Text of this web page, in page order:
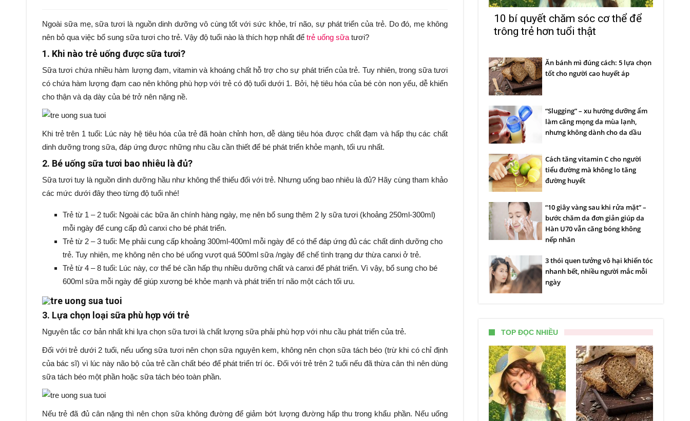
Ngoài sữa mẹ, sữa tươi là nguồn dinh dưỡng vô cùng tốt với sức khỏe, trí não, sự phát triển của trẻ. Do đó, mẹ không
nên bỏ qua việc bổ sung sữa tươi cho trẻ. Vậy độ tuổi nào là thích hợp nhất để trẻ uống sữa tươi?
1. Khi nào trẻ uống được sữa tươi?
Sữa tươi chứa nhiều hàm lượng đạm, vitamin và khoáng chất hỗ trợ cho sự phát triển của trẻ. Tuy nhiên, trong sữa tươi
có chứa hàm lượng đạm cao nên không phù hợp với trẻ có độ tuổi dưới 1. Bởi, hệ tiêu hóa của bé còn non yếu, dễ khiến
cho thận và dạ dày của bé trở nên nặng nề.
Khi trẻ trên 1 tuổi: Lúc này hệ tiêu hóa của trẻ đã hoàn chỉnh hơn, dễ dàng tiêu hóa được chất đạm và hấp thụ các chất
dinh dưỡng trong sữa, đáp ứng được những nhu cầu cần thiết để bé phát triển khỏe mạnh, tối ưu nhất.
2. Bé uống sữa tươi bao nhiêu là đủ?
Sữa tươi tuy là nguồn dinh dưỡng hầu như không thể thiếu đối với trẻ. Nhưng uống bao nhiêu là đủ? Hãy cùng tham khảo
các mức dưới đây theo từng độ tuổi nhé!
Trẻ từ 1 – 2 tuổi: Ngoài các bữa ăn chính hàng ngày, mẹ nên bổ sung thêm 2 ly sữa tươi (khoảng 250ml-300ml)
mỗi ngày để cung cấp đủ canxi cho bé phát triển.
Trẻ từ 2 – 3 tuổi: Mẹ phải cung cấp khoảng 300ml-400ml mỗi ngày để có thể đáp ứng đủ các chất dinh dưỡng cho
trẻ. Tuy nhiên, mẹ không nên cho bé uống vượt quá 500ml sữa /ngày để chế tình trạng dư thừa canxi ở trẻ.
Trẻ từ 4 – 8 tuổi: Lúc này, cơ thể bé cần hấp thụ nhiều dưỡng chất và canxi để phát triển. Vì vậy, bổ sung cho bé
600ml sữa mỗi ngày để giúp xương bé khỏe mạnh và phát triển trí não một cách tối ưu.
3. Lựa chọn loại sữa phù hợp với trẻ
Nguyên tắc cơ bản nhất khi lựa chọn sữa tươi là chất lượng sữa phải phù hợp với nhu cầu phát triển của trẻ.
Đối với trẻ dưới 2 tuổi, nếu uống sữa tươi nên chọn sữa nguyên kem, không nên chọn sữa tách béo (trừ khi có chỉ định
của bác sĩ) vì lúc này não bộ của trẻ cần chất béo để phát triển trí óc. Đối với trẻ trên 2 tuổi nếu đã thừa cân thì nên dùng
sữa tách béo một phần hoặc sữa tách béo toàn phần.
Nếu trẻ đã đủ cân nặng thì nên chọn sữa không đường để giảm bớt lượng đường hấp thu trong khẩu phần. Nếu uống
10 bí quyết chăm sóc cơ thể để
trông trẻ hơn tuổi thật
Ăn bánh mì đúng cách: 5 lựa chọn
tốt cho người cao huyết áp
“Slugging” – xu hướng dưỡng ẩm
làm căng mọng da mùa lạnh,
nhưng không dành cho da dầu
Cách tăng vitamin C cho người
tiểu đường mà không lo tăng
đường huyết
“10 giây vàng sau khi rửa mặt” –
bước chăm da đơn giản giúp da
Hàn U70 vẫn căng bóng không
nếp nhăn
3 thói quen tưởng vô hại khiến tóc
nhanh bết, nhiều người mắc mỗi
ngày
TOP ĐỌC NHIỀU